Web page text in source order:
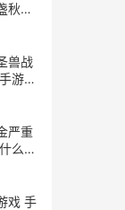
秋
锦
兽战
游免
严重
么时
戏 手